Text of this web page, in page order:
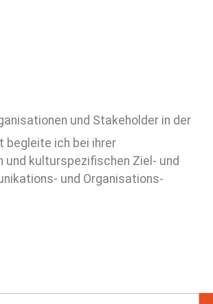
und Stakeholder in der
begleite ich bei ihrer
und kulturspezifischen Ziel- und
und Organisations-